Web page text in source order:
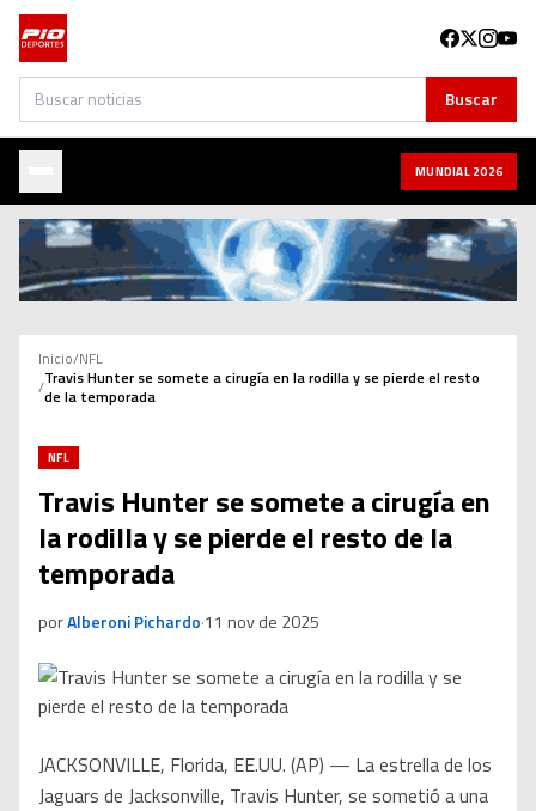
Buscar Buscar
MUNDIAL 2026
Inicio/NFL
/Travis Hunter se somete a cirugía en la rodilla y se pierde el resto
de la temporada
NFL
Travis Hunter se somete a cirugía en
la rodilla y se pierde el resto de la
temporada
porAlberoni Pichardo·11 nov de 2025
JACKSONVILLE, Florida, EE.UU. (AP) — La estrella de los
Jaguars de Jacksonville, Travis Hunter, se sometió a una